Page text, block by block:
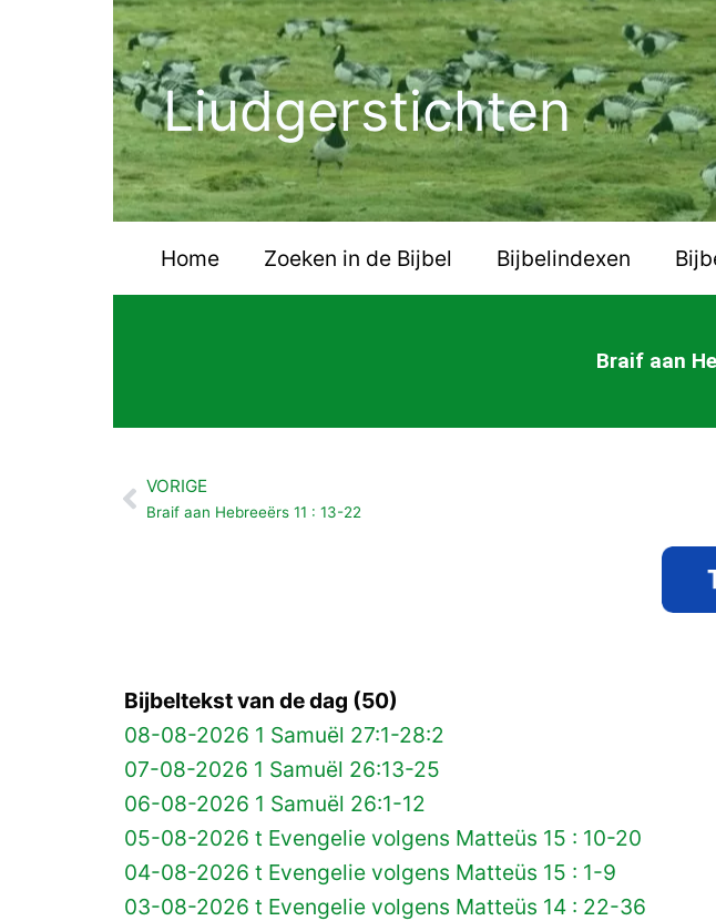
Liudgerstichten
Home Zoeken in de Bijbel Bijbelindexen
Braif aan
Vorige
VORIGE
Braif aan Hebreeërs 11 : 13-22
Bijbeltekst van de dag (50)
08-08-2026 1 Samuël 27:1-28:2
07-08-2026 1 Samuël 26:13-25
06-08-2026 1 Samuël 26:1-12
05-08-2026 t Evengelie volgens Matteüs 15 : 10-20
04-08-2026 t Evengelie volgens Matteüs 15 : 1-9
03-08-2026 t Evengelie volgens Matteüs 14 : 22-36